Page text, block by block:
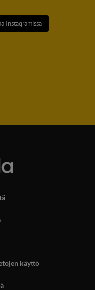
Instagramissa
käyttö